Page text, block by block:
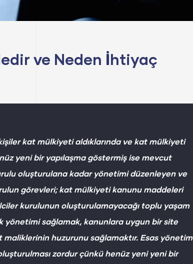
ve Neden İhtiyaç
kat mülkiyeti aldıklarında ve kat mülkiyeti
yeni bir yapılaşma göstermiş ise mevcut
oluşturulana kadar yönetimi düzenleyen ve
görevleri; kat mülkiyeti kanunu maddeleri
kurulunun oluşturulamayacağı toplu yaşam
yönetimi sağlamak, kanunlara uygun bir site
huzurunu sağlamaktır. Esas yönetim
zordur çünkü henüz yeni yeni bir